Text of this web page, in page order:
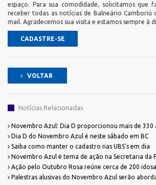
espaço. Para sua comodidade, solicitamos que
receber todas as notícias de Balneário Camboriú
mail. Agradecemos sua visita e estamos sempre à
CADASTRE-SE
VOLTAR
Notícias Relacionadas
Novembro Azul: Dia D proporcionou mais de 330
Dia D do Novembro Azul é neste sábado em BC
Saiba como manter o cadastro nas UBS's em dia
Novembro Azul é tema de ação na Secretaria da
Ação pelo Outubro Rosa reúne cerca de 200
Palestras alusivas do Novembro Azul serão